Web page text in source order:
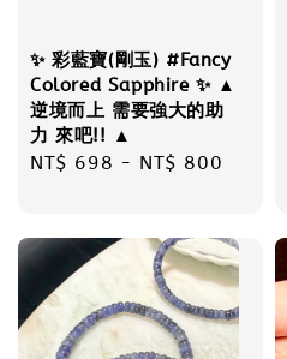
✨ 彩藍寶(剛玉) #Fancy
Colored Sapphire ✨ ▲
逆境而上 需要強大的助
力 來吧!! ▲
Regular
NT$ 698 - NT$ 800